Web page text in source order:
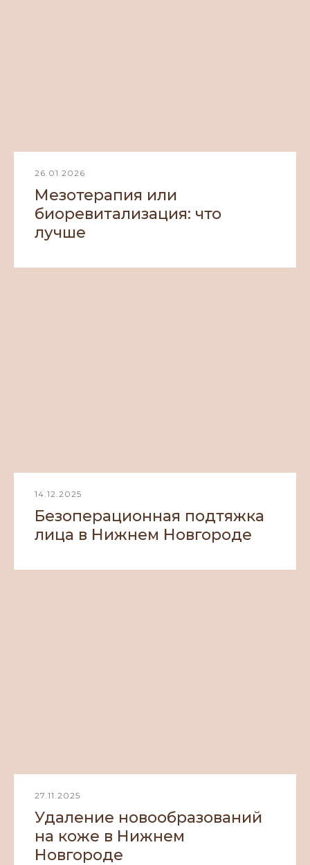
26.01.2026
Мезотерапия или
биоревитализация: что
лучше
14.12.2025
Безоперационная подтяжка
лица в Нижнем Новгороде
27.11.2025
Удаление новообразований
на коже в Нижнем
Новгороде